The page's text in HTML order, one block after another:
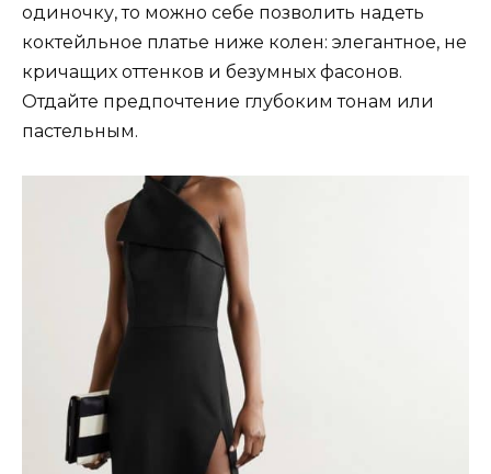
одиночку, то можно себе позволить надеть
коктейльное платье ниже колен: элегантное, не
кричащих оттенков и безумных фасонов.
Отдайте предпочтение глубоким тонам или
пастельным.